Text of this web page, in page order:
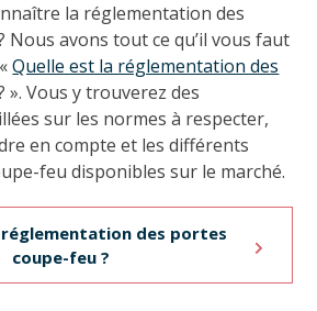
la réglementation des
Nous avons tout ce qu’il vous faut
Quelle est la réglementation des
». Vous y trouverez des
sur les normes à respecter,
en compte et les différents
feu disponibles sur le marché.
réglementation des portes
coupe-feu ?